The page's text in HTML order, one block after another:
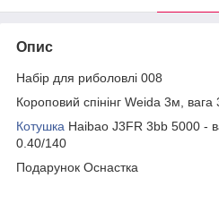
Опис
Набір для риболовлі 008
Короповий спінінг Weida 3м, вага
Котушка Haibao J3FR 3bb 5000 -
0.40/140
Подарунок Оснастка